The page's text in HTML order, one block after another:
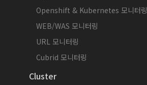
Openshift & Kubernetes 모니터링
WEB/WAS 모니터링
URL 모니터링
Cubrid 모니터링
Cluster